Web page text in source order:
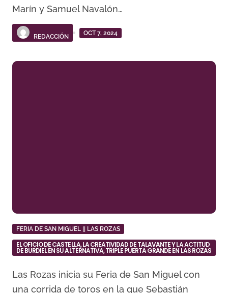
Marín y Samuel Navalón…
REDACCIÓN
OCT 7, 2024
FERIA DE SAN MIGUEL || LAS ROZAS
EL OFICIO DE CASTELLA, LA CREATIVIDAD DE TALAVANTE Y LA ACTITUD
DE BURDIEL EN SU ALTERNATIVA, TRIPLE PUERTA GRANDE EN LAS ROZAS
Las Rozas inicia su Feria de San Miguel con
una corrida de toros en la que Sebastián